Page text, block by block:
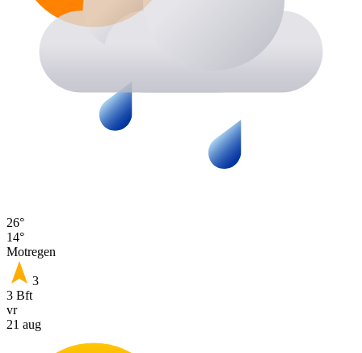
26°
14°
Motregen
3
3 Bft
vr
21 aug